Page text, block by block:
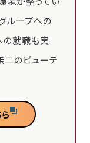
ループへの
の就職も実
二のビューテ